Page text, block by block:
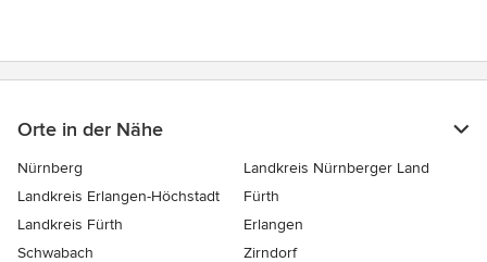
Orte in der Nähe
Nürnberg
Landkreis Nürnberger Land
Landkreis Erlangen-Höchstadt
Fürth
Landkreis Fürth
Erlangen
Schwabach
Zirndorf